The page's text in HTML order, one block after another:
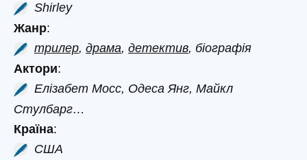
Shirley
Жанр:
трилер, драма, детектив, біографія
Актори:
Елізабет Мосс, Одеса Янг, Майкл
Стулбарг…
Країна:
США